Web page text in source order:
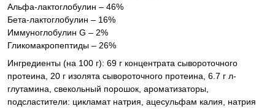
Альфа-лактоглобулин – 46%
Бета-лактоглобулин – 16%
Иммуноглобулин G – 2%
Гликомакропептиды – 26%
Ингредиенты (на 100 г): 69 г концентрата сывороточного
протеина, 20 г изолята сывороточного протеина, 6.7 г л-
глутамина, свекольный порошок, ароматизаторы,
подсластители: цикламат натрия, ацесульфам калия, натрия